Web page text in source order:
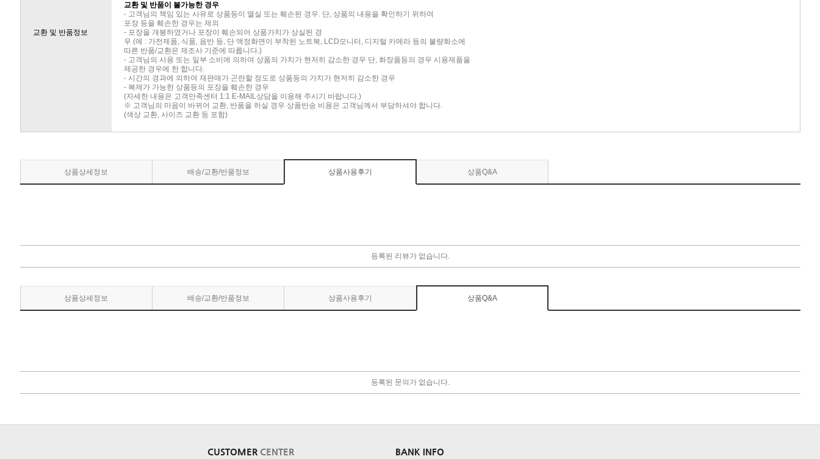
교환 및 반품정보
교환 및 반품이 불가능한 경우
- 고객님의 책임 있는 사유로 상품등이 멸실 또는 훼손된 경우. 단, 상품의 내용을 확인하기 위하여
포장 등을 훼손한 경우는 제외
- 포장을 개봉하였거나 포장이 훼손되어 상품가치가 상실된 경
우 (예 : 가전제품, 식품, 음반 등, 단 액정화면이 부착된 노트북, LCD모니터, 디지털 카메라 등의 불량화소에
따른 반품/교환은 제조사 기준에 따릅니다.)
- 고객님의 사용 또는 일부 소비에 의하여 상품의 가치가 현저히 감소한 경우 단, 화장품등의 경우 시용제품을
제공한 경우에 한 합니다.
- 시간의 경과에 의하여 재판매가 곤란할 정도로 상품등의 가치가 현저히 감소한 경우
- 복제가 가능한 상품등의 포장을 훼손한 경우
(자세한 내용은 고객만족센터 1:1 E-MAIL상담을 이용해 주시기 바랍니다.)
※ 고객님의 마음이 바뀌어 교환, 반품을 하실 경우 상품반송 비용은 고객님께서 부담하셔야 합니다.
(색상 교환, 사이즈 교환 등 포함)
상품상세정보 배송/교환/반품정보 상품사용후기 상품Q&A
등록된 리뷰가 없습니다.
상품상세정보 배송/교환/반품정보 상품사용후기 상품Q&A
등록된 문의가 없습니다.
CUSTOMER CENTER BANK INFO